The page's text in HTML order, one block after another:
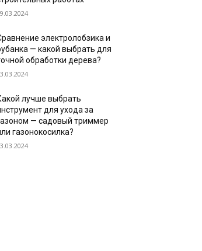
электролобзика и
— какой выбрать для
обработки дерева?
лучше выбрать
для ухода за
— садовый триммер
газонокосилка?